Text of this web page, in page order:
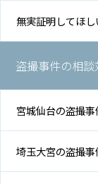
無実証明してほし
盗撮事件の相
宮城仙台の盗撮
埼玉大宮の盗撮